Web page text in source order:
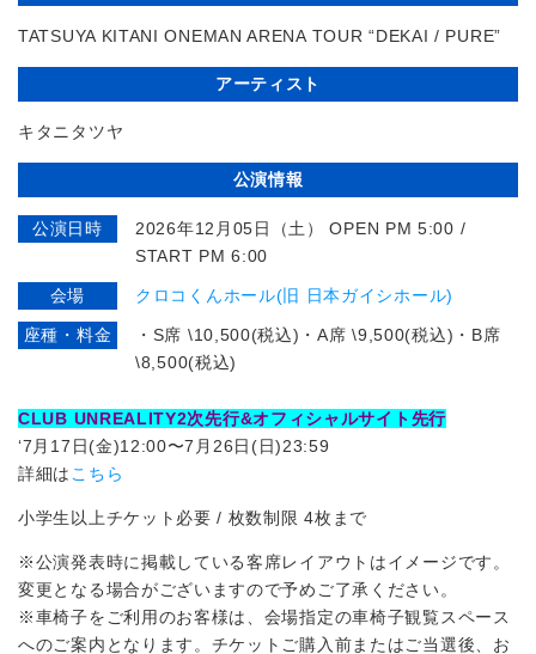
TATSUYA KITANI ONEMAN ARENA TOUR “DEKAI / PURE”
アーティスト
キタニタツヤ
公演情報
公演日時
2026年12月05日（土） OPEN PM 5:00 /
START PM 6:00
会場 クロコくんホール(旧 日本ガイシホール)
座種・料金
・S席 \10,500(税込)・A席 \9,500(税込)・B席
\8,500(税込)
CLUB UNREALITY2次先⾏&オフィシャルサイト先行
‘7月17日(金)12:00〜7月26日(日)23:59
詳細は こちら
⼩学⽣以上チケット必要 / 枚数制限 4枚まで
※公演発表時に掲載している客席レイアウトはイメージです。
変更となる場合がございますので予めご了承ください。
※⾞椅⼦をご利⽤のお客様は、会場指定の⾞椅⼦観覧スペース
へのご案内となります。チケットご購⼊前またはご当選後、お